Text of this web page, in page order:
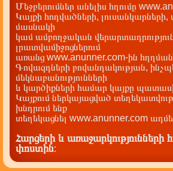
Մեջբերումներ անելիս հղումը
Կայքի հոդվածների,
մասնակի
կամ ամբողջական
լրատվամիջոցներում
առանց www.anunner.com-ին
Գովազդների բովանդակության,
մեկնաբանությունների
և կարծիքների համար կայքը
Կայքում ներկայացված
խնդրում ենք
տեղեկացնել www.anunner.com
Հարցերի և առաջարկությունների
փոստին: